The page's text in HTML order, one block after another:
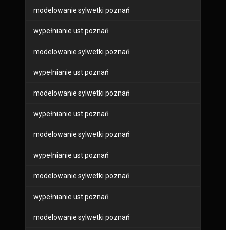
modelowanie sylwetki poznań
wypełnianie ust poznań
modelowanie sylwetki poznań
wypełnianie ust poznań
modelowanie sylwetki poznań
wypełnianie ust poznań
modelowanie sylwetki poznań
wypełnianie ust poznań
modelowanie sylwetki poznań
wypełnianie ust poznań
modelowanie sylwetki poznań